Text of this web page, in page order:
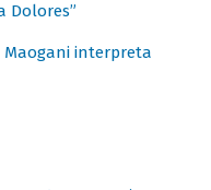
Dolores”
interpreta